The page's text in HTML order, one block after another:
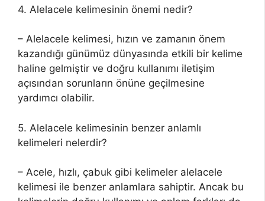
4. Alelacele kelimesinin önemi nedir?
– Alelacele kelimesi, hızın ve zamanın önem
kazandığı günümüz dünyasında etkili bir kelime
haline gelmiştir ve doğru kullanımı iletişim
açısından sorunların önüne geçilmesine
yardımcı olabilir.
5. Alelacele kelimesinin benzer anlamlı
kelimeleri nelerdir?
– Acele, hızlı, çabuk gibi kelimeler alelacele
kelimesi ile benzer anlamlara sahiptir. Ancak bu